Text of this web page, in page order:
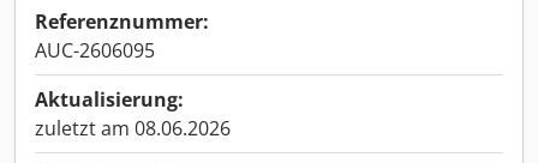
Referenznummer:
AUC-2606095
Aktualisierung:
zuletzt am 08.06.2026